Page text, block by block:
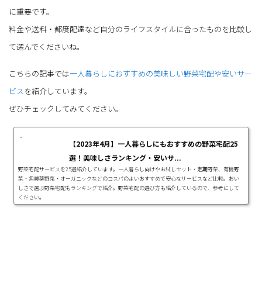
に重要です。
料金や送料・都度配達など自分のライフスタイルに合ったものを比較し
て選んでくださいね。
こちらの記事では一人暮らしにおすすめの美味しい野菜宅配や安いサー
ビスを紹介しています。
ぜひチェックしてみてください。
【2023年4月】一人暮らしにもおすすめの野菜宅配25
選！美味しさランキング・安いサ...
野菜宅配サービスを25選紹介しています。一人暮らし向けやお試しセット・定期野菜、有機野
菜・無農薬野菜・オーガニックなどのコスパのよいおすすめで安心なサービスなど比較。おい
しさで選ぶ野菜宅配もランキングで紹介。野菜宅配の選び方も紹介しているので、参考にして
ください。